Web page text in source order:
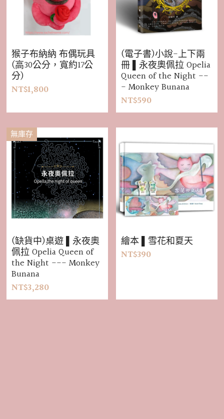
猴子布納納 布偶玩具
(高30公分，寬約17公
分)
NT$1,800
(電子書)小說-上下兩
冊 ▌永夜奧佩拉 Opelia
Queen of the Night --
- Monkey Bunana
NT$590
無庫存
(缺貨中)桌遊 ▌永夜奧
佩拉 Opelia Queen of
the Night --- Monkey
Bunana
NT$3,280
繪本 ▌雪花和夏天
NT$390